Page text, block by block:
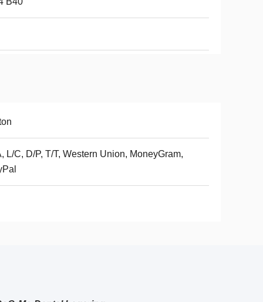
L/C, D/P, T/T, Western Union, MoneyGram,